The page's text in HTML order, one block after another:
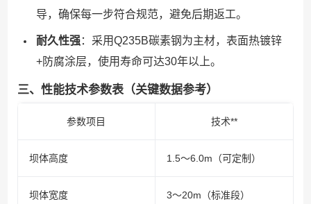
导，确保每一步符合规范，避免后期返工。
耐久性强：采用Q235B碳素钢为主材，表面热镀锌
+防腐涂层，使用寿命可达30年以上。
三、性能技术参数表（关键数据参考）
参数项目 技术**
坝体高度 1.5～6.0m（可定制）
坝体宽度 3～20m（标准段）